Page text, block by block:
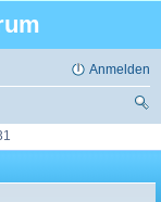
Anmelden